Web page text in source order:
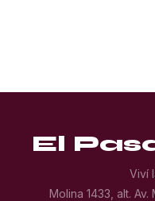
El
Viví
Molina 1433, alt. Av.